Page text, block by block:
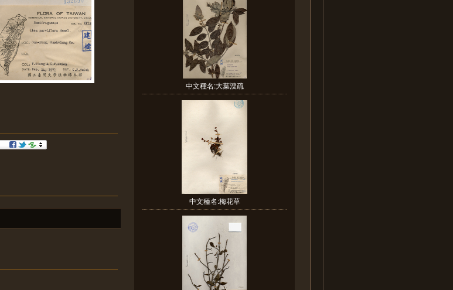
中文種名:大葉溲疏
中文種名:梅花草